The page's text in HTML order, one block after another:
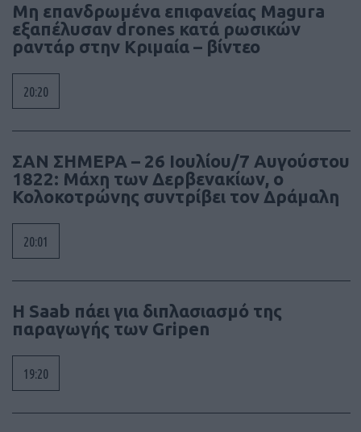
Μη επανδρωμένα επιφανείας Magura
εξαπέλυσαν drones κατά ρωσικών
ραντάρ στην Κριμαία – βίντεο
20:20
ΣΑΝ ΣΗΜΕΡΑ – 26 Ιουλίου/7 Αυγούστου
1822: Μάχη των Δερβενακίων, ο
Κολοκοτρώνης συντρίβει τον Δράμαλη
20:01
H Saab πάει για διπλασιασμό της
παραγωγής των Gripen
19:20